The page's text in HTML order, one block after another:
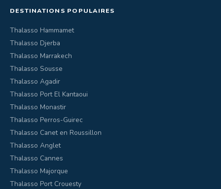
DESTINATIONS POPULAIRES
Thalasso Hammamet
Thalasso Djerba
Thalasso Marrakech
Thalasso Sousse
Thalasso Agadir
Thalasso Port El Kantaoui
Thalasso Monastir
Thalasso Perros-Guirec
Thalasso Canet en Roussillon
Thalasso Anglet
Thalasso Cannes
Thalasso Majorque
Thalasso Port Crouesty